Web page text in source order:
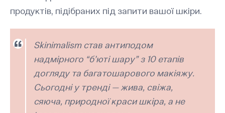
продуктів, підібраних під запити вашої шкіри.
Skinimalism став антиподом
надмірного “б’юті шару” з 10 етапів
догляду та багатошарового макіяжу.
Сьогодні у тренді — жива, свіжа,
сяюча, природної краси шкіра, а не